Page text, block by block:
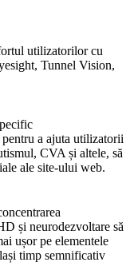
utilizatorilor cu
Tunnel Vision,
a ajuta utilizatorii
CVA și altele, să
ale site-ului web.
și neurodezvoltare să
ușor pe elementele
timp semnificativ